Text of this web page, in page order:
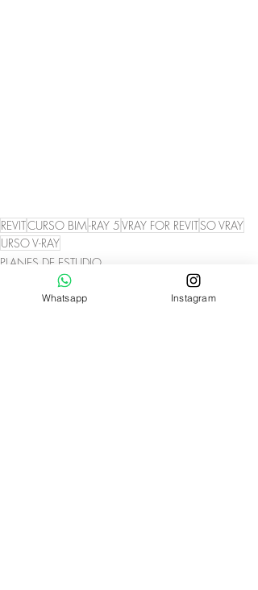
REVITCURSO BIM-RAY 5VRAY FOR REVITSO VRAY
URSO V-RAY
PLANES DE ESTUDIO
Whatsapp Instagram